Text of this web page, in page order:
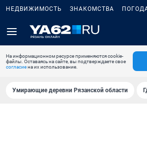
НЕДВИЖИМОСТЬ ЗНАКОМСТВА
На информационном ресурсе применяются cookie-
файлы. Оставаясь на сайте, вы подтверждаете свое
согласиена их использование.
Умирающие деревни Рязанской области